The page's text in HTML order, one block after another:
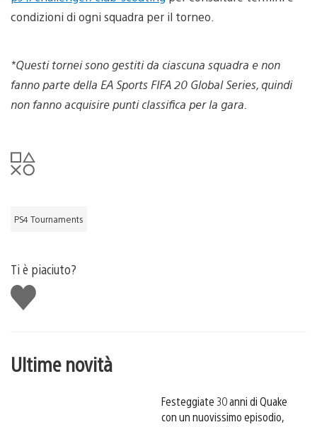
condizioni di ogni squadra per il torneo.
*Questi tornei sono gestiti da ciascuna squadra e non
fanno parte della EA Sports FIFA 20 Global Series, quindi
non fanno acquisire punti classifica per la gara.
PS4 Tournaments
Ti è piaciuto?
Mi
piace
Ultime novità
Festeggiate 30 anni di Quake
con un nuovissimo episodio,